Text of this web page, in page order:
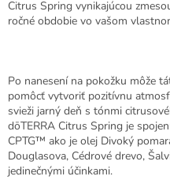
Citrus Spring vynikajúcou
ročné obdobie vo vašom
Po nanesení na pokožku môže
pomôcť vytvoriť pozitívnu
svieži jarný deň s tónmi
dōTERRA Citrus Spring je
CPTG™ ako je olej Divoký
Douglasova, Cédrové drevo,
jedinečnými účinkami.